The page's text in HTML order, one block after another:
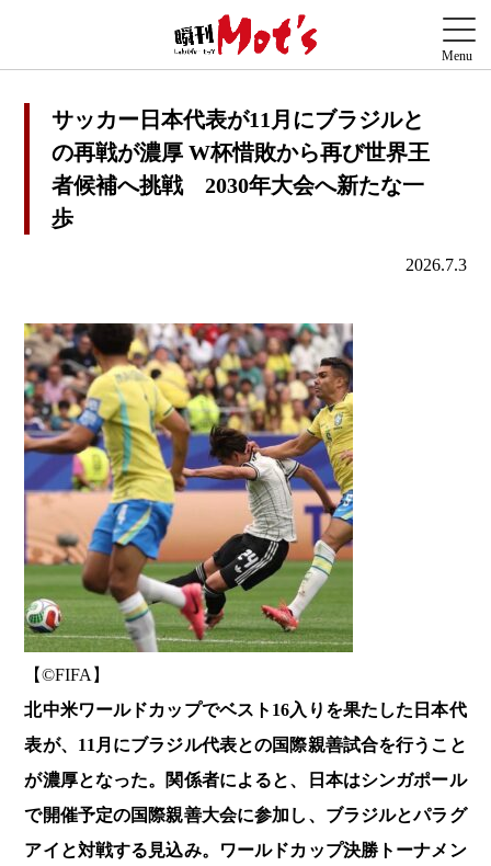
サッカー日本代表が11月にブラジルと
の再戦が濃厚 W杯惜敗から再び世界王
者候補へ挑戦 2030年大会へ新たな一
歩
2026.7.3
【©️FIFA】
北中米ワールドカップでベスト16入りを果たした日本代
表が、11月にブラジル代表との国際親善試合を行うこと
が濃厚となった。関係者によると、日本はシンガポール
で開催予定の国際親善大会に参加し、ブラジルとパラグ
アイと対戦する見込み。ワールドカップ決勝トーナメン